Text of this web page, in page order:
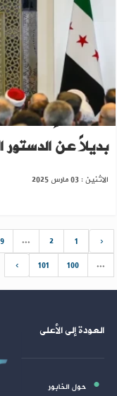
دمشق: الإعلان
بديلاً عن الدستور
الاثنين : 03 مارس 2025
‹
1
2
...
...
100
101
›
العودة إلى الأعلى
حول الخابور